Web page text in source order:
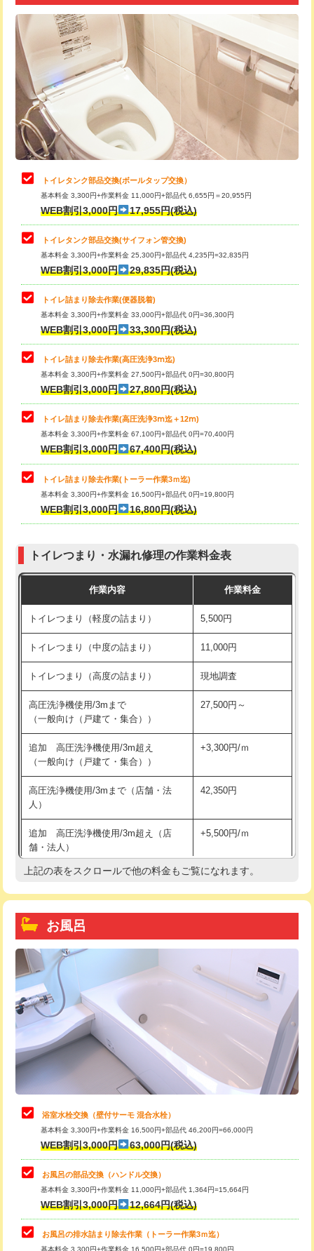
トイレタンク部品交換(ボールタップ交換）
基本料金 3,300円+作業料金 11,000円+部品代 6,655円＝20,955円
WEB割引3,000円 17,955円(税込)
トイレタンク部品交換(サイフォン管交換)
基本料金 3,300円+作業料金 25,300円+部品代 4,235円=32,835円
WEB割引3,000円 29,835円(税込)
トイレ詰まり除去作業(便器脱着)
基本料金 3,300円+作業料金 33,000円+部品代 0円=36,300円
WEB割引3,000円 33,300円(税込)
トイレ詰まり除去作業(高圧洗浄3ⅿ迄)
基本料金 3,300円+作業料金 27,500円+部品代 0円=30,800円
WEB割引3,000円 27,800円(税込)
トイレ詰まり除去作業(高圧洗浄3ⅿ迄＋12ⅿ)
基本料金 3,300円+作業料金 67,100円+部品代 0円=70,400円
WEB割引3,000円 67,400円(税込)
トイレ詰まり除去作業(トーラー作業3ｍ迄)
基本料金 3,300円+作業料金 16,500円+部品代 0円=19,800円
WEB割引3,000円 16,800円(税込)
トイレつまり・水漏れ修理の作業料金表
作業内容 作業料金
トイレつまり（軽度の詰まり） 5,500円
トイレつまり（中度の詰まり） 11,000円
トイレつまり（高度の詰まり） 現地調査
高圧洗浄機使用/3mまで
（一般向け（戸建て・集合））
27,500円～
追加 高圧洗浄機使用/3m超え
（一般向け（戸建て・集合））
+3,300円/ｍ
高圧洗浄機使用/3mまで（店舗・法
人）
42,350円
追加 高圧洗浄機使用/3m超え（店
舗・法人）
+5,500円/ｍ
高度高圧洗浄換 現地調査
トーラー機使用/3mまで
追加トーラー機使用/3m超え
カメラ調査 33,000円
桝清掃 8,800円
止水・漏水調査・防水処理・清掃・修
理・調整・分解・加工など（軽作業）
止水・漏水調査・防水処理・清掃・修
理・調整・分解・加工など（中作業）
22,000円
止水・漏水調査・防水処理・清掃・修
理・調整・分解・加工など（重作業）
33,000円
トイレタンク脱着
トイレ便器脱着
タンクレストイレ脱着 33,000円
上記の表をスクロールで他の料金もご覧になれます。
お風呂
浴室水栓交換（壁付サーモ 混合水栓）
基本料金 3,300円+作業料金 16,500円+部品代 46,200円=66,000円
WEB割引3,000円 63,000円(税込)
お風呂の部品交換（ハンドル交換）
基本料金 3,300円+作業料金 11,000円+部品代 1,364円=15,664円
WEB割引3,000円 12,664円(税込)
お風呂の排水詰まり除去作業（トーラー作業3ｍ迄）
基本料金 3,300円+作業料金 16,500円+部品代 0円=19,800円